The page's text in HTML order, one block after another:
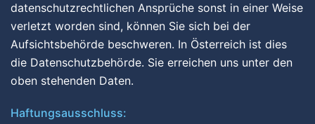
datenschutzrechtlichen Ansprüche sonst in einer Weise
verletzt worden sind, können Sie sich bei der
Aufsichtsbehörde beschweren. In Österreich ist dies
die Datenschutzbehörde. Sie erreichen uns unter den
oben stehenden Daten.
Haftungsausschluss: